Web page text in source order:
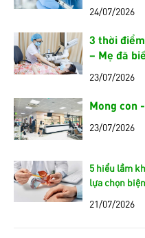
24/07/2026
3 thời
– Mẹ đã
23/07/2026
Mong con
23/07/2026
5 hiểu lầm
lựa chọn
21/07/2026